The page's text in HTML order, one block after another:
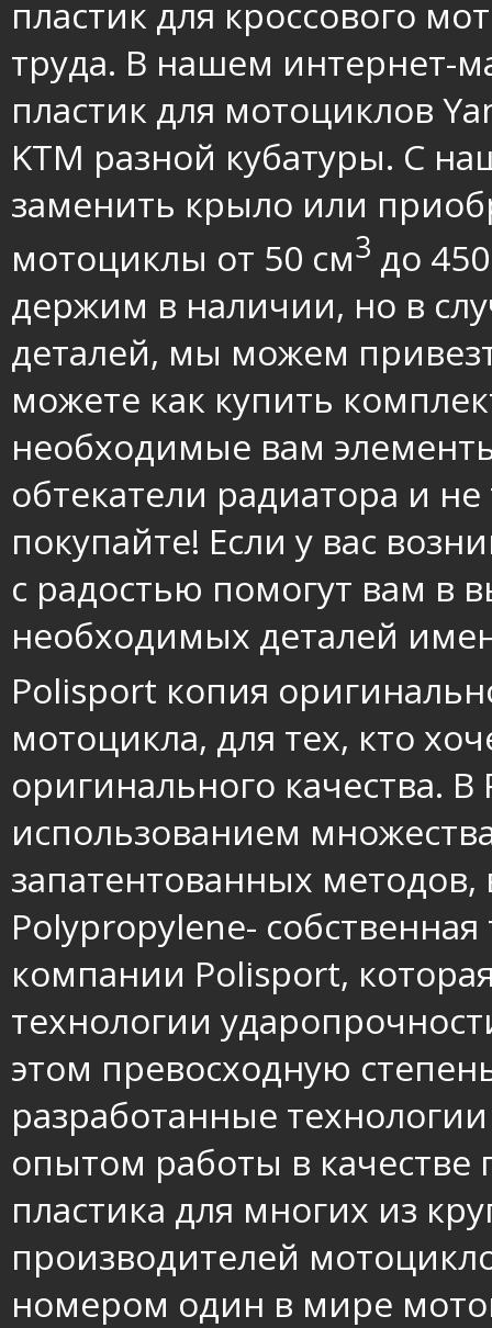
пластик для кроссового
труда. В нашем интернет-
пластик для мотоциклов
KTM разной кубатуры. С
заменить крыло или
мотоциклы от 50 см3 до
держим в наличии, но в
деталей, мы можем
можете как купить
необходимые вам
обтекатели радиатора и
покупайте! Если у вас
с радостью помогут вам в
необходимых деталей
Polisport копия
мотоцикла, для тех, кто
оригинального качества.
использованием
запатентованных методов,
Polypropylene-
компании Polisport,
технологии
этом превосходную
разработанные
опытом работы в
пластика для многих из
производителей
номером один в мире